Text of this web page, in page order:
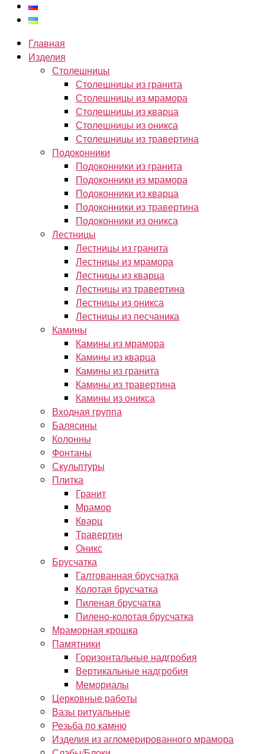
Главная
Изделия
Столешницы
Столешницы из гранита
Столешницы из мрамора
Столешницы из кварца
Столешницы из оникса
Столешницы из травертина
Подоконники
Подоконники из гранита
Подоконники из мрамора
Подоконники из кварца
Подоконники из травертина
Подоконники из оникса
Лестницы
Лестницы из гранита
Лестницы из мрамора
Лестницы из кварца
Лестницы из травертина
Лестницы из оникса
Лестницы из песчаника
Камины
Камины из мрамора
Камины из кварца
Камины из гранита
Камины из травертина
Камины из оникса
Входная группа
Балясины
Колонны
Фонтаны
Скульптуры
Плитка
Гранит
Мрамор
Кварц
Травертин
Оникс
Брусчатка
Галтованная брусчатка
Колотая брусчатка
Пиленая брусчатка
Пилено-колотая брусчатка
Мраморная крошка
Памятники
Горизонтальные надгробия
Вертикальные надгробия
Мемориалы
Церковные работы
Вазы ритуальные
Резьба по камню
Изделия из агломерированного мрамора